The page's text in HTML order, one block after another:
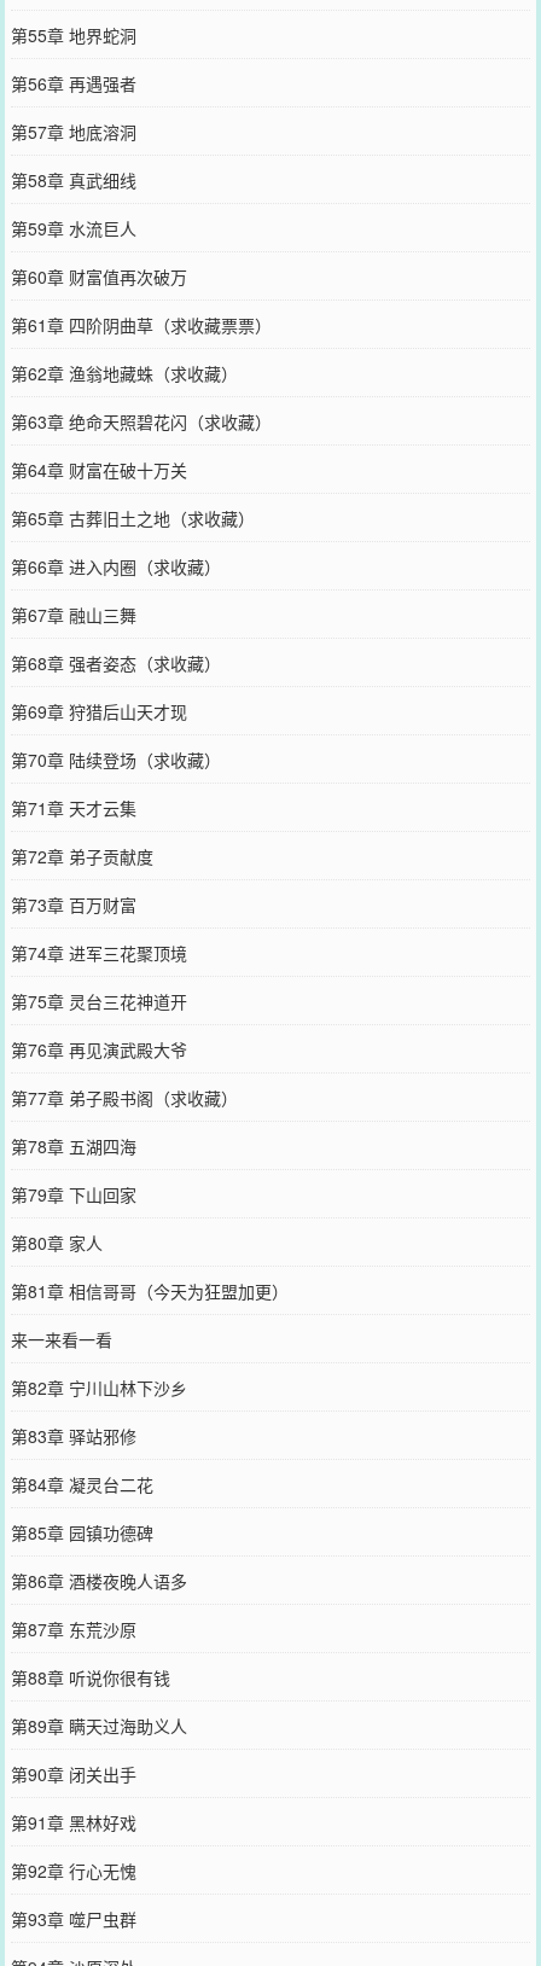
第55章 地界蛇洞
第56章 再遇强者
第57章 地底溶洞
第58章 真武细线
第59章 水流巨人
第60章 财富值再次破万
第61章 四阶阴曲草（求收藏票票）
第62章 渔翁地藏蛛（求收藏）
第63章 绝命天照碧花闪（求收藏）
第64章 财富在破十万关
第65章 古葬旧土之地（求收藏）
第66章 进入内圈（求收藏）
第67章 融山三舞
第68章 强者姿态（求收藏）
第69章 狩猎后山天才现
第70章 陆续登场（求收藏）
第71章 天才云集
第72章 弟子贡献度
第73章 百万财富
第74章 进军三花聚顶境
第75章 灵台三花神道开
第76章 再见演武殿大爷
第77章 弟子殿书阁（求收藏）
第78章 五湖四海
第79章 下山回家
第80章 家人
第81章 相信哥哥（今天为狂盟加更）
来一来看一看
第82章 宁川山林下沙乡
第83章 驿站邪修
第84章 凝灵台二花
第85章 园镇功德碑
第86章 酒楼夜晚人语多
第87章 东荒沙原
第88章 听说你很有钱
第89章 瞒天过海助义人
第90章 闭关出手
第91章 黑林好戏
第92章 行心无愧
第93章 噬尸虫群